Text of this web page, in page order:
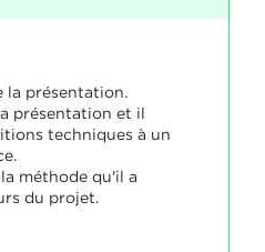
la présentation.
présentation et il
techniques à un
méthode qu'il a
du projet.